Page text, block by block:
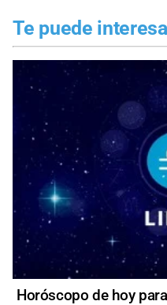
Te puede
Horóscopo de hoy